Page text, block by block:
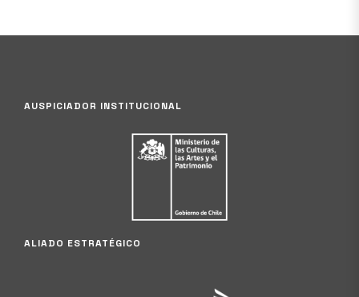
AUSPICIADOR INSTITUCIONAL
ALIADO ESTRATÉGICO